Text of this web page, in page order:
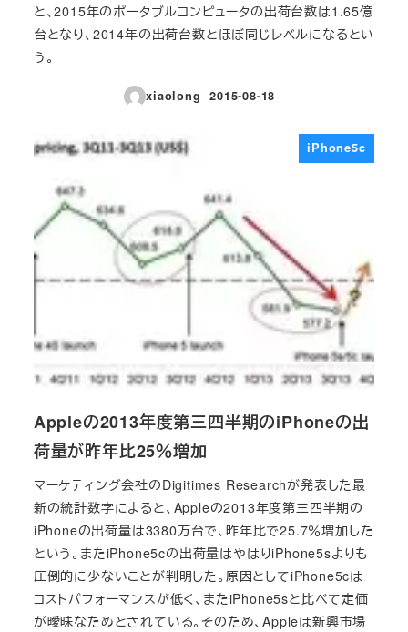
と、2015年のポータブルコンピュータの出荷台数は1.65億
台となり、2014年の出荷台数とほぼ同じレベルになるとい
う。
xiaolong
投稿日
2015-08-18
iPhone5c
Appleの2013年度第三四半期のiPhoneの出
荷量が昨年比25％増加
マーケティング会社のDigitimes Researchが発表した最
新の統計数字によると、Appleの2013年度第三四半期の
iPhoneの出荷量は3380万台で、昨年比で25.7％増加した
という。またiPhone5cの出荷量はやはりiPhone5sよりも
圧倒的に少ないことが判明した。原因としてiPhone5cは
コストパフォーマンスが低く、またiPhone5sと比べて定価
が曖昧なためとされている。そのため、Appleは新興市場